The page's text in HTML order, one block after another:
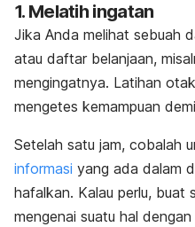
1. Melatih ingatan
Jika Anda melihat sebuah
atau daftar belanjaan,
mengingatnya. Latihan
mengetes kemampuan
Setelah satu jam, cobalah
informasi yang ada dalam
hafalkan. Kalau perlu, buat
mengenai suatu hal